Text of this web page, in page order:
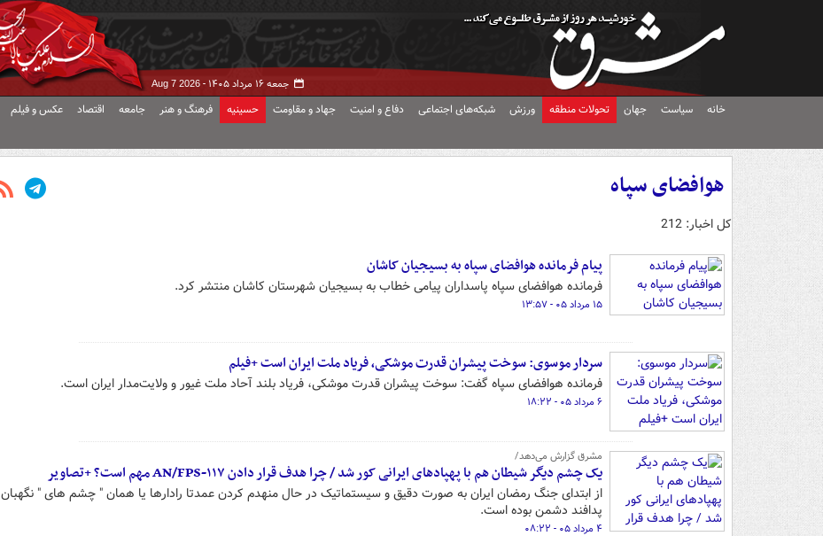
جمعه ۱۶ مرداد ۱۴۰۵ - Aug 7 2026
خانه سیاست جهان تحولات منطقه ورزش شبکه‌های اجتماعی دفاع و امنیت جهاد و مقاومت حسینیه فرهنگ و هنر جامعه اقتصاد عکس و فیلم
هوافضای سپاه
کل اخبار: 212
پیام فرمانده هوافضای سپاه به بسیجیان کاشان
فرمانده هوافضای سپاه پاسداران پیامی خطاب به بسیجیان شهرستان کاشان منتشر کرد.
۱۵ مرداد ۰۵ - ۱۳:۵۷
سردار موسوی: سوخت پیشران قدرت موشکی، فریاد ملت ایران است +فیلم
فرمانده هوافضای سپاه گفت: سوخت پیشران قدرت موشکی، فریاد بلند آحاد ملت غیور و ولایت‌مدار ایران است.
۶ مرداد ۰۵ - ۱۸:۲۲
مشرق گزارش می‌دهد/
یک چشم دیگر شیطان هم با پهپادهای ایرانی کور شد / چرا هدف قرار دادن AN/FPS-۱۱۷ مهم است؟ +تصاویر
از ابتدای جنگ رمضان ایران به صورت دقیق و سیستماتیک در حال منهدم کردن عمدتا رادارها یا همان " چشم های " نگهبان
پدافند دشمن بوده است.
۴ مرداد ۰۵ - ۰۸:۲۲